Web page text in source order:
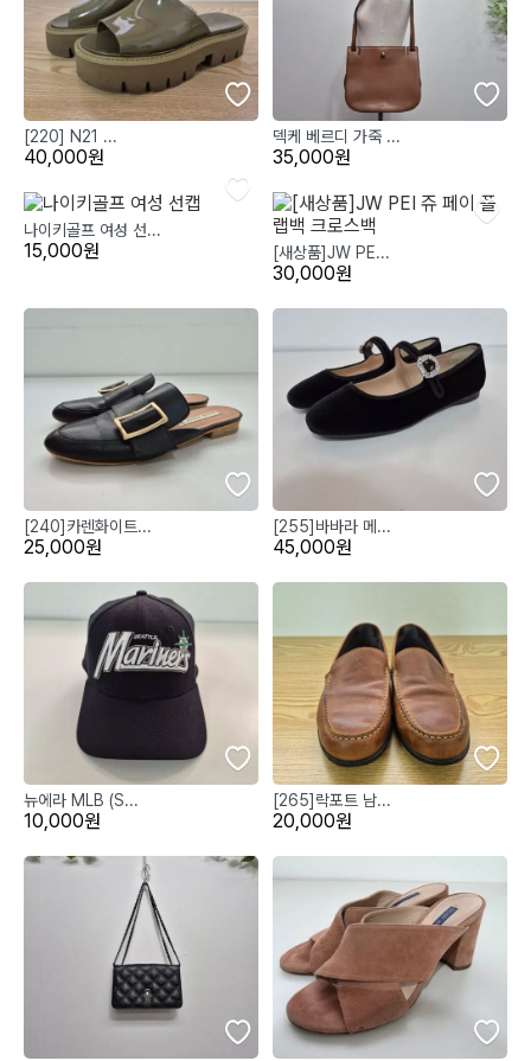
[220] N21 ...
40,000원
덱케 베르디 가죽 ...
35,000원
나이키골프 여성 선...
15,000원 [새상품]JW PE...
30,000원
[240]카렌화이트...
25,000원
[255]바바라 메...
45,000원
뉴에라 MLB (S...
10,000원
[265]락포트 남...
20,000원